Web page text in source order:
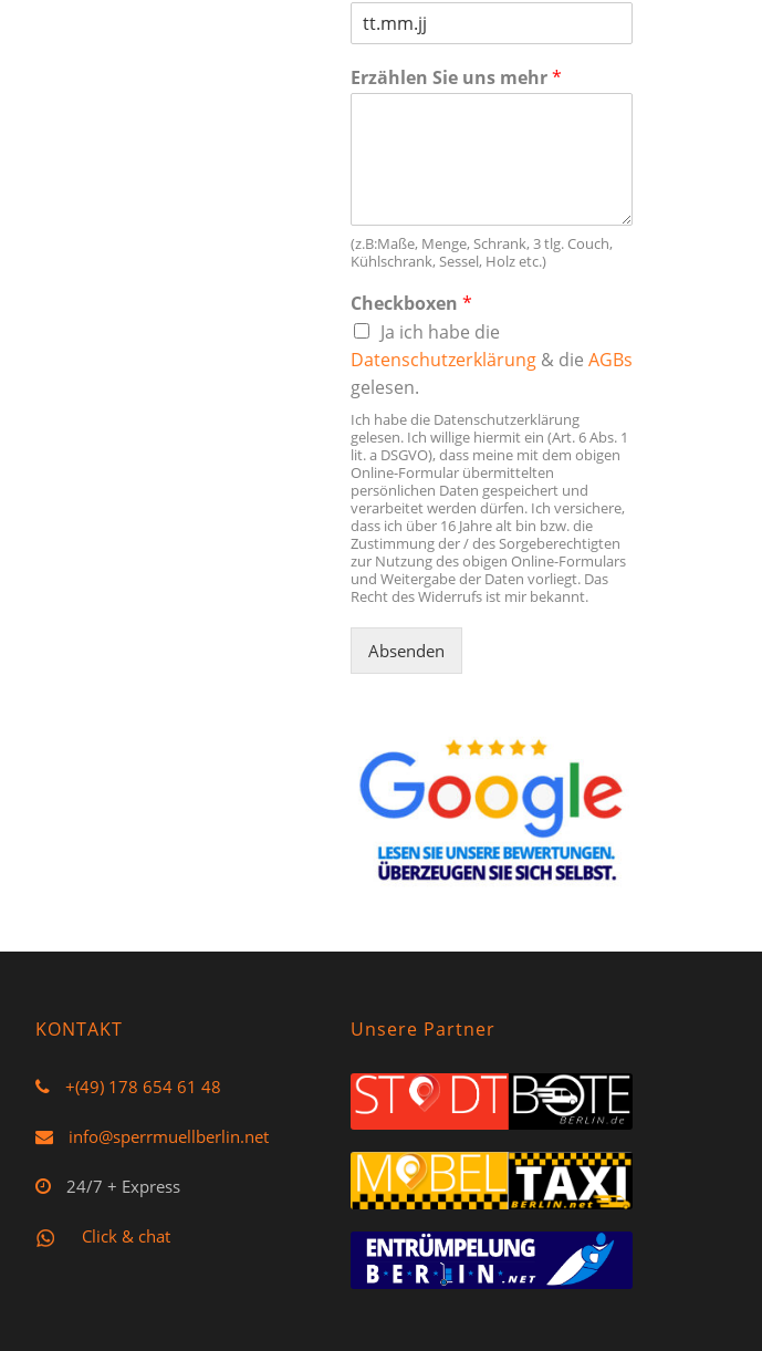
Erzählen Sie uns mehr*
(z.B:Maße, Menge, Schrank, 3 tlg. Couch,
Kühlschrank, Sessel, Holz etc.)
Checkboxen *
Ja ich habe die
Datenschutzerklärung & die AGBs
gelesen.
Ich habe die Datenschutzerklärung
gelesen. Ich willige hiermit ein (Art. 6 Abs. 1
lit. a DSGVO), dass meine mit dem obigen
Online-Formular übermittelten
persönlichen Daten gespeichert und
verarbeitet werden dürfen. Ich versichere,
dass ich über 16 Jahre alt bin bzw. die
Zustimmung der / des Sorgeberechtigten
zur Nutzung des obigen Online-Formulars
und Weitergabe der Daten vorliegt. Das
Recht des Widerrufs ist mir bekannt.
Absenden
KONTAKT
+(49) 178 654 61 48
info@sperrmuellberlin.net
24/7 + Express
Click & chat
Unsere Partner